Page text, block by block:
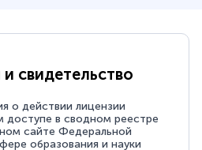
свидетельство
о действии лицензии
в сводном реестре
сайте Федеральной
образования и науки